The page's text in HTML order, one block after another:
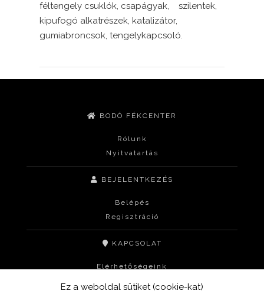
féltengely csuklók, csapágyak, szilentek,
kipufogó alkatrészek, katalizátor,
gumiabroncsok, tengelykapcsoló.
BODÓ FÉKCENTER
Rólunk
Nyitvatartás
BEJELENTKEZÉS
Belépés
Regisztráció
KAPCSOLAT
Elérhetőségeink
Ez a weboldal sütiket (cookie-kat)